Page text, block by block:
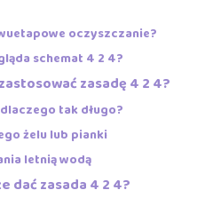
oczyszczanie?
schemat 4 2 4?
zasadę 4 2 4?
tak długo?
żelu lub pianki
letnią wodą
dać zasada 4 2 4?